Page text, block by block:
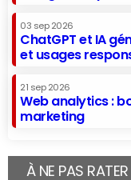
03 sep 2026
ChatGPT et IA
et usages
21 sep 2026
Web analytics :
marketing
À NE PAS RATER